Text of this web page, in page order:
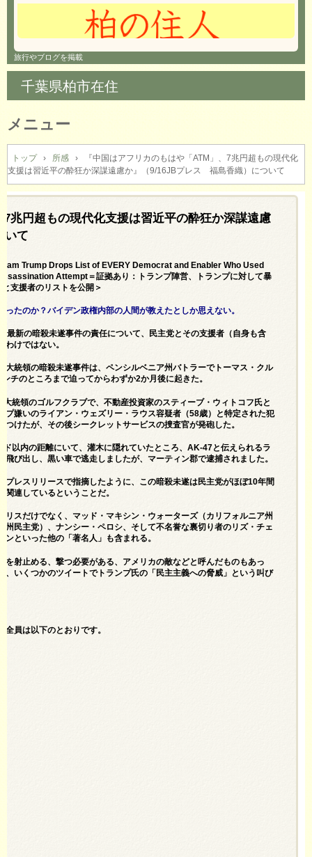
旅行やブログを掲載
千葉県柏市在住
メニュー
コ
ン
テ
ン
へ
ス
プ
トップ › 所感 ›
『中国はアフリカのもはや「ATM」、7兆円超もの現代化
支援は習近平の酔狂か深謀遠慮か』（9/16JBプレス 福島香織）について
兆円超もの現代化支援は習近平の酔狂か深謀遠慮
いて
Trump Drops List of EVERY Democrat and Enabler Who Used
Attempt＝証拠あり：トランプ陣営、トランプに対して暴
支援者のリストを公開＞
たのか？バイデン政権内部の人間が教えたとしか思えない。
最新の暗殺未遂事件の責任について、民主党とその支援者（自身も含
わけではない。
大統領の暗殺未遂事件は、ペンシルベニア州バトラーでトーマス・クル
チのところまで迫ってからわずか2か月後に起きた。
統領のゴルフクラブで、不動産投資家のスティーブ・ウィトコフ氏と
プ嫌いのライアン・ウェズリー・ラウス容疑者 （58歳）と特定された犯
けたが、その後シークレットサービスの捜査官が発砲した。
以内の距離にいて、灌木に隠れていたところ、AK-47と伝えられるラ
び出し、黒い車で逃走しましたが、マーティン郡で逮捕されました。
レスリリースで指摘したように、この暗殺未遂は民主党がほぼ10年間
関連しているということだ。
スだけでなく、マッド・マキシン・ウォーターズ（カリフォルニア州
民主党）、ナンシー・ペロシ、そして不名誉な裏切り者のリズ・チェ
といった他の「著名人」も含まれる。
射止める、撃つ必要がある、アメリカの敵などと呼んだものもあっ
いくつかのツイートでトランプ氏の「民主主義への脅威」という叫び
員は以下のとおりです。